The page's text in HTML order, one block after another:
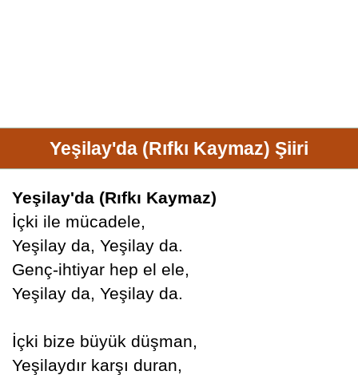
Yeşilay'da (Rıfkı Kaymaz) Şiiri
Yeşilay'da (Rıfkı Kaymaz)
İçki ile mücadele,
Yeşilay da, Yeşilay da.
Genç-ihtiyar hep el ele,
Yeşilay da, Yeşilay da.
İçki bize büyük düşman,
Yeşilaydır karşı duran,